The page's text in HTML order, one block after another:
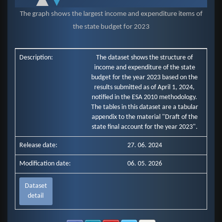
Iné nedaňové príjmy (mill. Eur)
Mzdy, platy, služobné príjmy a ostatné osobné vyrovnania (mill. E…
Tovary a služby (mill. Eur)
Bežné transfery (mill. Eur)
Obstarávanie kapitálových aktív (mill. Eur)
Kapitálové transfery (mill. Eur)
End of interactive chart.
The graph shows the largest income and expenditure items of
the state budget for 2023
Description:
The dataset shows the structure of
income and expenditure of the state
budget for the year 2023 based on the
results submitted as of April 1, 2024,
notified in the ESA 2010 methodology.
The tables in this dataset are a tabular
appendix to the material "Draft of the
state final account for the year 2023".
Release date: 27. 06. 2024
Modification date: 06. 05. 2026
Dataset
detail